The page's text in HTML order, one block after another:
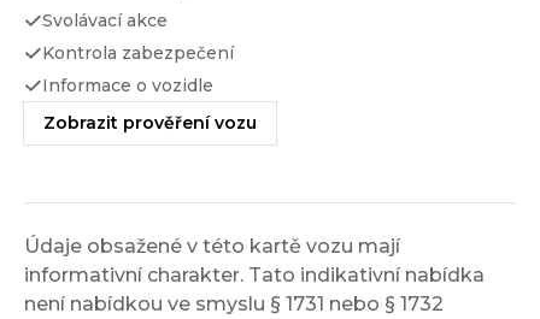
Svolávací akce
Kontrola zabezpečení
Informace o vozidle
Zobrazit prověření vozu
Údaje obsažené v této kartě vozu mají
informativní charakter. Tato indikativní nabídka
není nabídkou ve smyslu § 1731 nebo § 1732